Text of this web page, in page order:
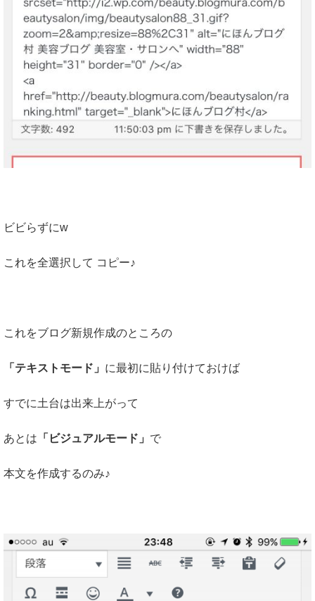
ビビらずにw
これを全選択して コピー♪
これをブログ新規作成のところの
「テキストモード」 に最初に貼り付けておけば
すでに土台は出来上がって
あとは 「ビジュアルモード」 で
本文を作成するのみ♪